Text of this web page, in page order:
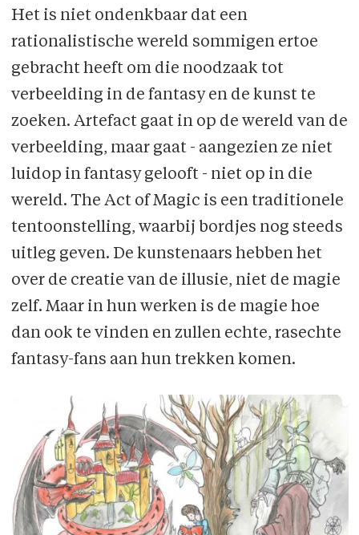
Het is niet ondenkbaar dat een
rationalistische wereld sommigen ertoe
gebracht heeft om die noodzaak tot
verbeelding in de fantasy en de kunst te
zoeken. Artefact gaat in op de wereld van de
verbeelding, maar gaat - aangezien ze niet
luidop in fantasy gelooft - niet op in die
wereld. The Act of Magic is een traditionele
tentoonstelling, waarbij bordjes nog steeds
uitleg geven. De kunstenaars hebben het
over de creatie van de illusie, niet de magie
zelf. Maar in hun werken is de magie hoe
dan ook te vinden en zullen echte, rasechte
fantasy-fans aan hun trekken komen.